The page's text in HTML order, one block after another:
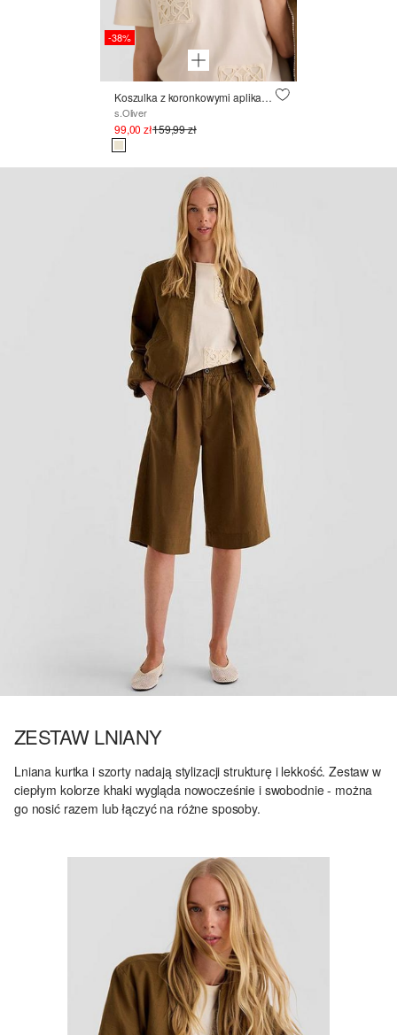
-38%
Koszulka z koronkowymi aplikacjami
s.Oliver
99,00 zł159,99 zł
ZESTAW LNIANY
Lniana kurtka i szorty nadają stylizacji strukturę i lekkość. Zestaw w
ciepłym kolorze khaki wygląda nowocześnie i swobodnie - można
go nosić razem lub łączyć na różne sposoby.